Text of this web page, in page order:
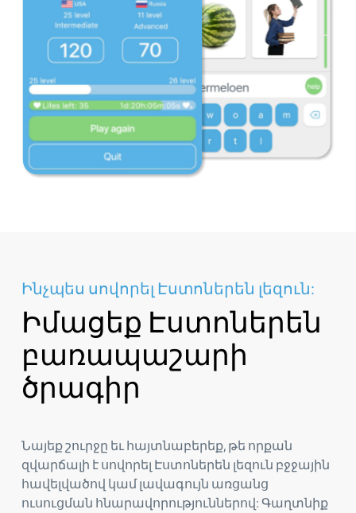
Ինչպես սովորել Էստոներեն լեզուն:
Իմացեք Էստոներեն
բառապաշարի
ծրագիր
Նայեք շուրջը եւ հայտնաբերեք, թե որքան
զվարճալի է սովորել Էստոներեն լեզուն բջջային
հավելվածով կամ լավագույն առցանց
ուսուցման հնարավորություններով: Գաղտնիք